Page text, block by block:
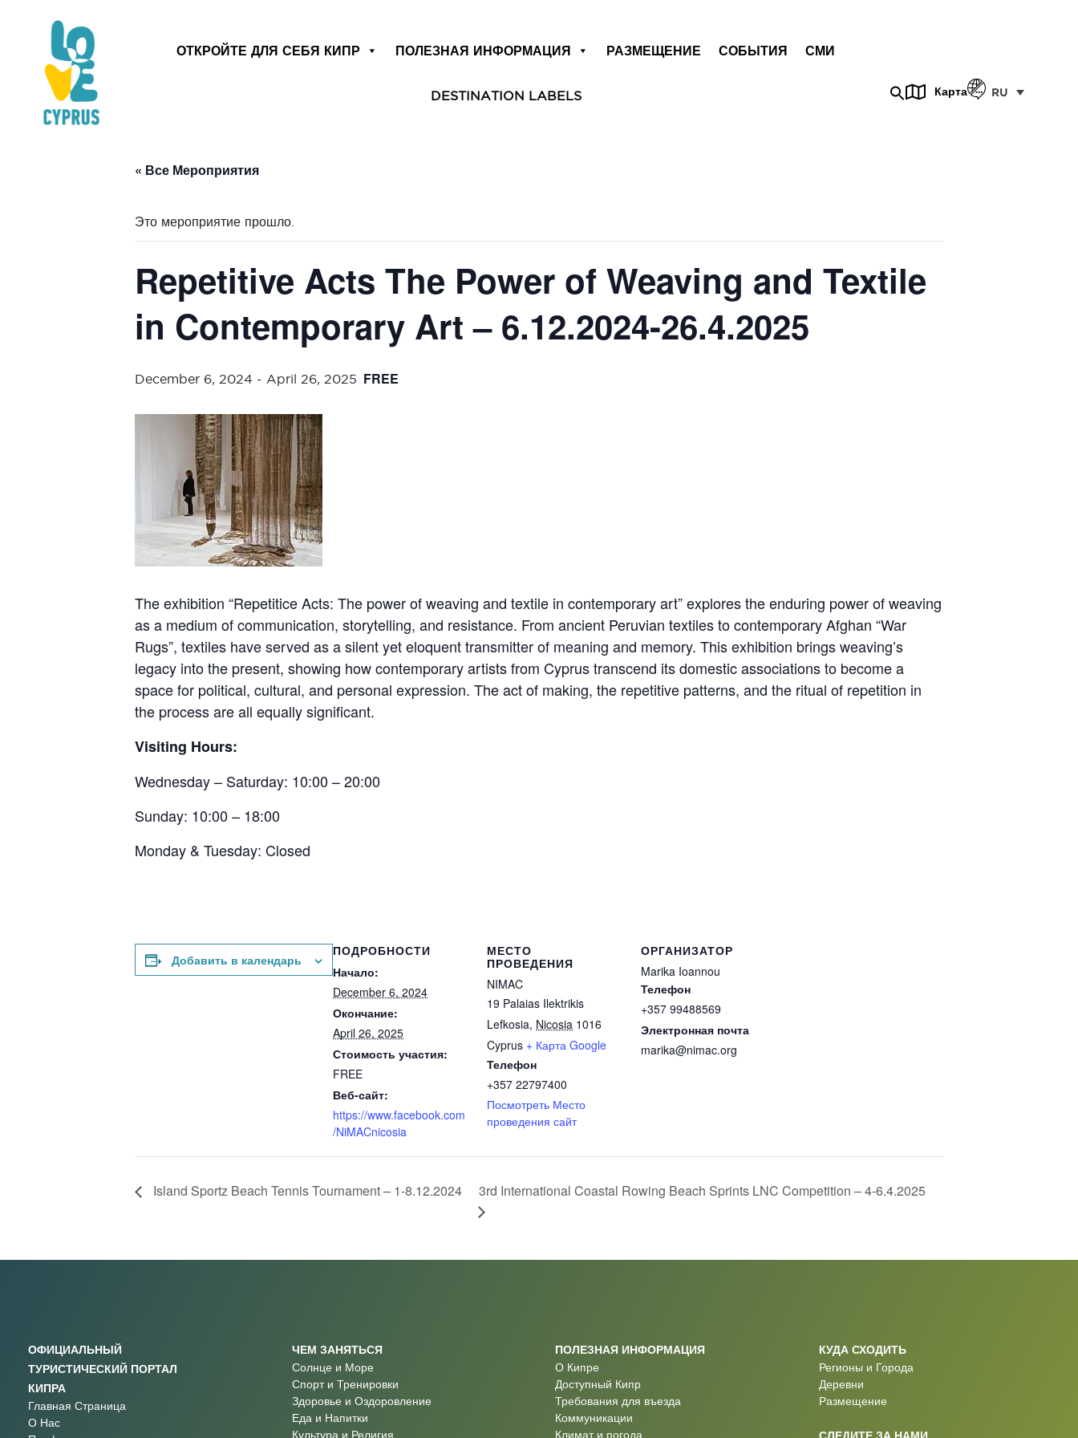
ОТКРОЙТЕ ДЛЯ СЕБЯ КИПР ПОЛЕЗНАЯ ИНФОРМАЦИЯ РАЗМЕЩЕНИЕ СОБЫТИЯ СМИ
DESTINATION LABELS Карта RU
« Все Мероприятия
Это мероприятие прошло.
Repetitive Acts The Power of Weaving and Textile
in Contemporary Art – 6.12.2024-26.4.2025
December 6, 2024 - April 26, 2025 FREE
The exhibition “Repetitice Acts: The power of weaving and textile in contemporary art” explores the enduring power of weaving
as a medium of communication, storytelling, and resistance. From ancient Peruvian textiles to contemporary Afghan “War
Rugs”, textiles have served as a silent yet eloquent transmitter of meaning and memory. This exhibition brings weaving’s
legacy into the present, showing how contemporary artists from Cyprus transcend its domestic associations to become a
space for political, cultural, and personal expression. The act of making, the repetitive patterns, and the ritual of repetition in
the process are all equally significant.
Visiting Hours:
Wednesday – Saturday: 10:00 – 20:00
Sunday: 10:00 – 18:00
Monday & Tuesday: Closed
Добавить в календарь
ПОДРОБНОСТИ
Начало:
December 6, 2024
Окончание:
April 26, 2025
Стоимость участия:
FREE
Веб-сайт:
https://www.facebook.com
/NiMACnicosia
МЕСТО
ПРОВЕДЕНИЯ
NIMAC
19 Palaias Ilektrikis
Lefkosia, Nicosia 1016
Cyprus + Карта Google
Телефон
+357 22797400
Посмотреть Место
проведения сайт
ОРГАНИЗАТОР
Marika Ioannou
Телефон
+357 99488569
Электронная почта
marika@nimac.org
Island Sportz Beach Tennis Tournament – 1-8.12.2024 3rd International Coastal Rowing Beach Sprints LNC Competition – 4-6.4.2025
ОФИЦИАЛЬНЫЙ
ТУРИСТИЧЕСКИЙ ПОРТАЛ
КИПРА
Главная Страница
О Нас
ЧЕМ ЗАНЯТЬСЯ
Солнце и Море
Спорт и Тренировки
Здоровье и Оздоровление
Еда и Напитки
Культура и Религия
ПОЛЕЗНАЯ ИНФОРМАЦИЯ
О Кипре
Доступный Кипр
Требования для въезда
Коммуникации
Климат и погода
КУДА СХОДИТЬ
Регионы и Города
Деревни
Размещение
СЛЕДИТЕ ЗА НАМИ